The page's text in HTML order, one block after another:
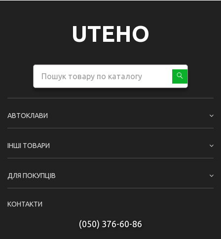
UTEHO
АВТОКЛАВИ
ІНШІ ТОВАРИ
ДЛЯ ПОКУПЦІВ
КОНТАКТИ
(050) 376-60-86